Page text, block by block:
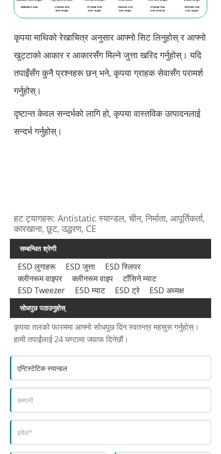
कृपया माथिको रेखाचित्र अनुसार आफ्नो सिट लिनुहोस् र आफ्नो
खुट्टाको आकार र आकारसँग मिल्ने जुत्ता खरिद गर्नुहोस्। यदि
तपाइँसँग कुनै प्रश्नहरू छन् भने, कृपया ग्राहक सेवासँग परामर्श
गर्नुहोस्।
दृष्टान्त केवल सन्दर्भको लागि हो, कृपया वास्तविक उत्पादनलाई
सन्दर्भ गर्नुहोस्।
हट ट्यागहरू: Antistatic स्यान्डल, चीन, निर्माता, आपूर्तिकर्ता,
कारखाना, छूट, उद्धरण, CE
सम्बन्धित श्रेणी
ESD लुगाहरू ESD जुत्ता
ESD स्लिपर
क्लीनरूम वाइपर
क्लीनरूम वाइप
टाँसिने म्याट
ESD Tweezer
ESD म्याट ESD ट्रे ESD अध्यक्ष
सोधपुछ पठाउनुहोस्
कृपया तलको फारममा आफ्नो सोधपुछ दिन स्वतन्त्र महसुस गर्नुहोस्।
हामी तपाईंलाई 24 घण्टामा जवाफ दिनेछौं।